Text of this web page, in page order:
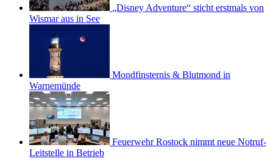
„Disney Adventure“ sticht erstmals von
Wismar aus in See
Mondfinsternis & Blutmond in
Warnemünde
Feuerwehr Rostock nimmt neue Notruf-
Leitstelle in Betrieb